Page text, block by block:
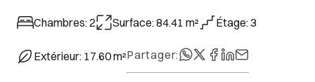
Chambres:2 Surface:84.41 m² Étage:3
Extérieur: 17.60m²Partager: